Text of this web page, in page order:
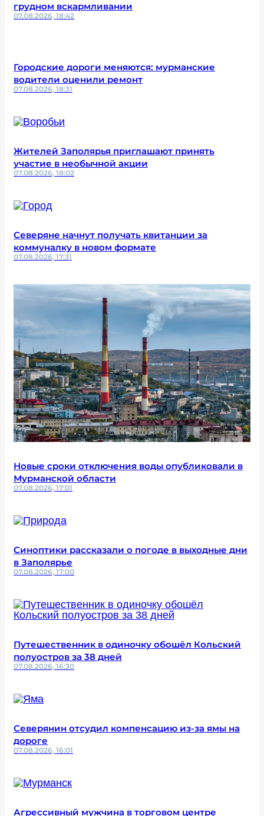
грудном вскармливании
07.08.2026, 18:42
Городские дороги меняются: мурманские
водители оценили ремонт
07.08.2026, 18:31
Жителей Заполярья приглашают принять
участие в необычной акции
07.08.2026, 18:02
Северяне начнут получать квитанции за
коммуналку в новом формате
07.08.2026, 17:31
Новые сроки отключения воды опубликовали в
Мурманской области
07.08.2026, 17:01
Синоптики рассказали о погоде в выходные дни
в Заполярье
07.08.2026, 17:00
Путешественник в одиночку обошёл Кольский
полуостров за 38 дней
07.08.2026, 16:30
Северянин отсудил компенсацию из-за ямы на
дороге
07.08.2026, 16:01
Агрессивный мужчина в торговом центре